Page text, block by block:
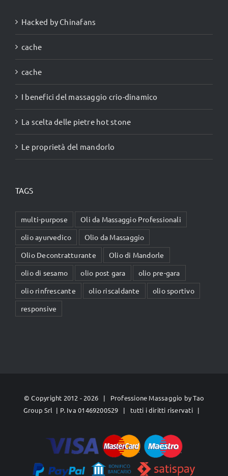
Hacked by Chinafans
cache
cache
I benefici del massaggio crio-dinamico
La scelta delle pietre hot stone
Le proprietà del mandorlo
TAGS
multi-purpose
Oli da Massaggio Professionali
olio ayurvedico
Olio da Massaggio
Olio Decontratturante
Olio di Mandorle
olio di sesamo
olio post gara
olio pre-gara
olio rinfrescante
olio riscaldante
olio sportivo
responsive
© Copyright 2012 - 2026 | Professione Massaggio byTao
Group Srl | P. Iva 01469200529 | tutti i diritti riservati |